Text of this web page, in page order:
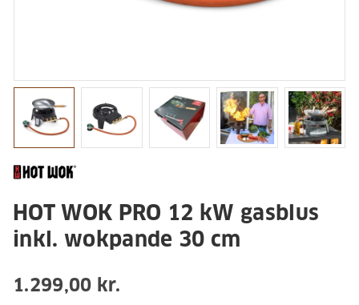
HOT WOK PRO 12 kW gasblus
inkl. wokpande 30 cm
1.299,00 kr.